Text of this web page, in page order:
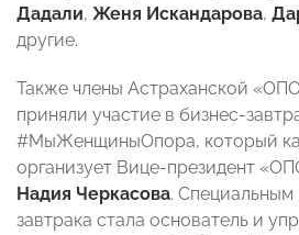
Дадали, Женя Искандарова,
другие.
Также члены Астраханской
приняли участие в бизнес-
#МыЖенщиныОпора, который
организует Вице-президент
Надия Черкасова. Специальным
завтрака стала основатель и